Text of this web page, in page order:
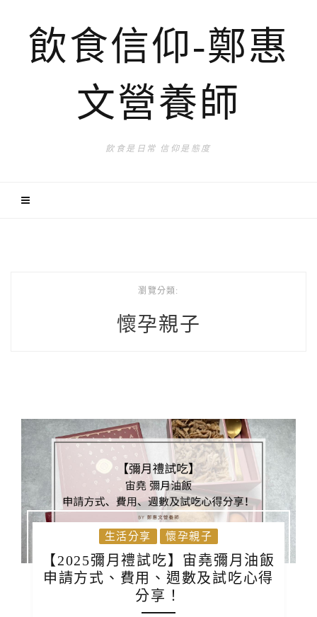
飲食信仰-鄭惠
文營養師
飲食是日常 信仰是態度
瀏覽分類:
懷孕親子
生活分享 懷孕親子
【2025彌月禮試吃】宙堯彌月油飯
申請方式、費用、週數及試吃心得
分享！